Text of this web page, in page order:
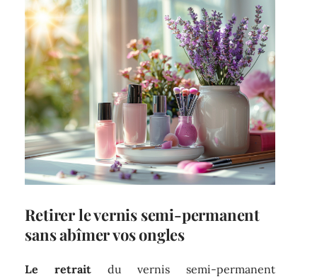
Retirer le vernis semi-permanent
sans abîmer vos ongles
Le retraitdu vernis semi-permanent